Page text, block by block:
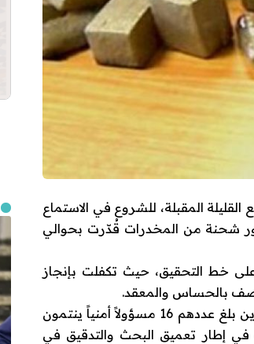
المقبلة، للشروع في الاستماع
شحنة من المخدرات قُدّرت بحوالي
خط التحقيق، حيث تكفلت بإنجاز
بالحساس والمعقد.
وأضافت المصادر أن هيئة المحكمة ستباشر الاستماع إلى المتهمين، الذين بلغ عددهم 16 مسؤولاً أمنياً ينتمون
في إطار تعميق البحث والتدقيق في